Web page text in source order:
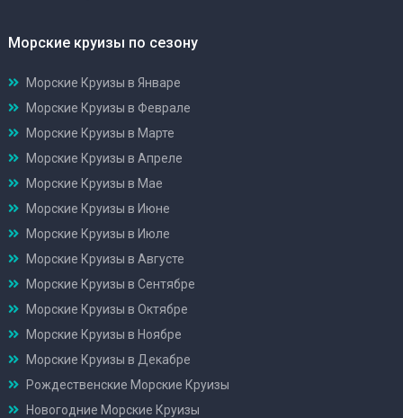
Морские круизы по сезону
Морские Круизы в Январе
Морские Круизы в Феврале
Морские Круизы в Марте
Морские Круизы в Апреле
Морские Круизы в Мае
Морские Круизы в Июне
Морские Круизы в Июле
Морские Круизы в Августе
Морские Круизы в Сентябре
Морские Круизы в Октябре
Морские Круизы в Ноябре
Морские Круизы в Декабре
Рождественские Морские Круизы
Новогодние Морские Круизы